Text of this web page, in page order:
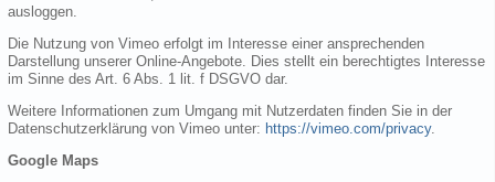
ausloggen.
Die Nutzung von Vimeo erfolgt im Interesse einer ansprechenden
Darstellung unserer Online-Angebote. Dies stellt ein berechtigtes Interesse
im Sinne des Art. 6 Abs. 1 lit. f DSGVO dar.
Weitere Informationen zum Umgang mit Nutzerdaten finden Sie in der
Datenschutzerklärung von Vimeo unter: https://vimeo.com/privacy.
Google Maps